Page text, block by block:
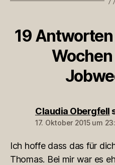
19
Claudia Obergfell
17. Oktober 2015 um
Ich hoffe dass das für
Thomas. Bei mir war es